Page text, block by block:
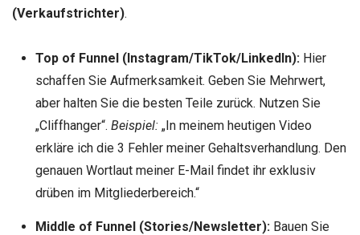
(Verkaufstrichter).
Top of Funnel (Instagram/TikTok/LinkedIn):Hier
schaffen Sie Aufmerksamkeit. Geben Sie Mehrwert,
aber halten Sie die besten Teile zurück. Nutzen Sie
„Cliffhanger“. Beispiel:„In meinem heutigen Video
erkläre ich die 3 Fehler meiner Gehaltsverhandlung. Den
genauen Wortlaut meiner E-Mail findet ihr exklusiv
drüben im Mitgliederbereich.“
Middle of Funnel (Stories/Newsletter):Bauen Sie